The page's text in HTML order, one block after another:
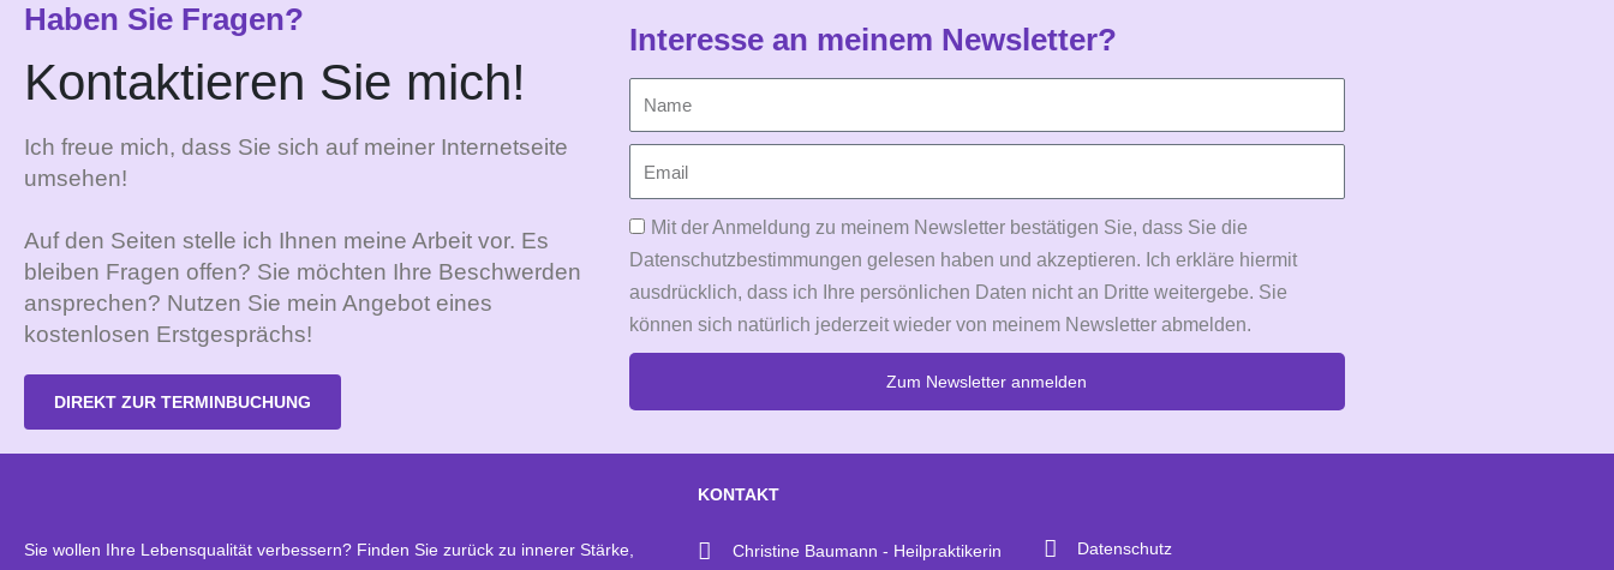
Haben Sie Fragen?
Kontaktieren Sie mich!
Ich freue mich, dass Sie sich auf meiner Internetseite
umsehen!
Auf den Seiten stelle ich Ihnen meine Arbeit vor. Es
bleiben Fragen offen? Sie möchten Ihre Beschwerden
ansprechen? Nutzen Sie mein Angebot eines
kostenlosen Erstgesprächs!
DIREKT ZUR TERMINBUCHUNG
Interesse an meinem Newsletter?
Mit der Anmeldung zu meinem Newsletter bestätigen Sie, dass Sie die
Datenschutzbestimmungen gelesen haben und akzeptieren. Ich erkläre hiermit
ausdrücklich, dass ich Ihre persönlichen Daten nicht an Dritte weitergebe. Sie
können sich natürlich jederzeit wieder von meinem Newsletter abmelden.
Zum Newsletter anmelden
Sie wollen Ihre Lebensqualität verbessern? Finden Sie zurück zu innerer Stärke,
KONTAKT
Christine Baumann - Heilpraktikerin Datenschutz